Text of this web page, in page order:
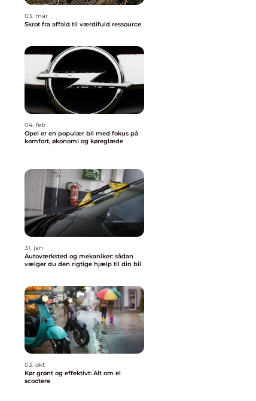
03. mar
Skrot fra affald til værdifuld ressource
04. feb
Opel er en populær bil med fokus på
komfort, økonomi og køreglæde
31. jan
Autoværksted og mekaniker: sådan
vælger du den rigtige hjælp til din bil
03. okt
Kør grønt og effektivt: Alt om el
scootere